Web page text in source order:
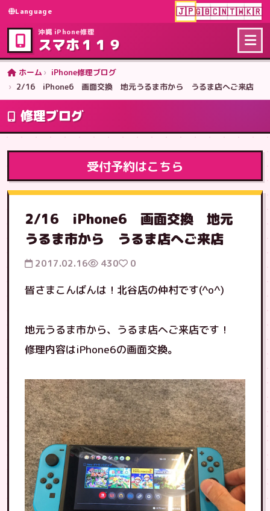
Language 🇯🇵🇬🇧🇨🇳🇹🇼🇰🇷
沖縄 iPhone修理
スマホ１１９
ホーム
iPhone修理ブログ
2/16 iPhone6 画面交換 地元うるま市から うるま店へご来店
修理ブログ
受付予約はこちら
2/16 iPhone6 画面交換 地元
うるま市から うるま店へご来店
2017.02.16 430 0
皆さまこんばんは！北谷店の仲村です(^o^)
地元うるま市から、うるま店へご来店です！
修理内容はiPhone6の画面交換。